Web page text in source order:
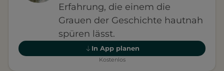
Erfahrung, die einem die
Grauen der Geschichte hautnah
spüren lässt.
In App planen
Kostenlos